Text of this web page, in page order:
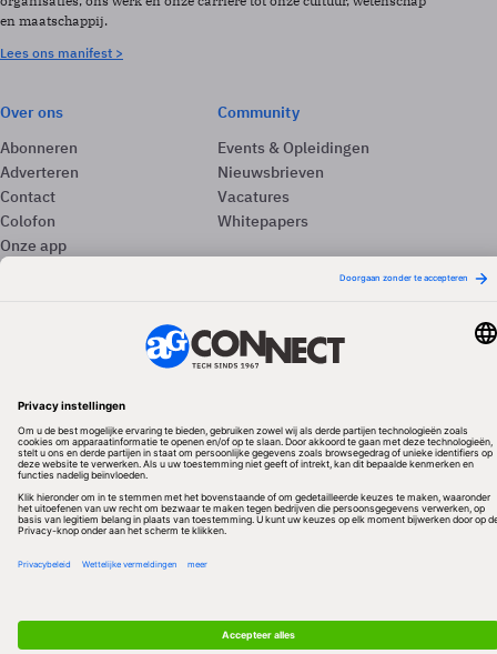
en maatschappij.
Lees ons manifest >
Over ons
Abonneren
Adverteren
Contact
Colofon
Onze app
Community
Events & Opleidingen
Nieuwsbrieven
Vacatures
Whitepapers
Redactionele partner
Algemene Voorwaarden & Copyrights